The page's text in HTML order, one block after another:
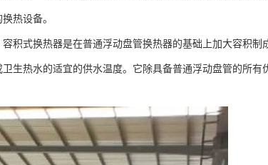
热设备。
积式换热器是在普通浮动盘管换热器的基础上加大容积制
生热水的适宜的供水温度。它除具备普通浮动盘管的所有